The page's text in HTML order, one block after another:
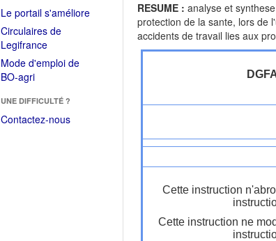
Le portail s'améliore(Fichier
Circulaires de
Legifrance(Ouvrir
dans
une
fenêtre)
Mode d'emploi de
BO-agri(Ouvrir
une
nouvelle
UNE DIFFICULTÉ ?
Contactez-nous
RESUME : analyse et
protection de la sante, lors de
accidents de travail lies aux
Cette instruction
Cette instruction ne